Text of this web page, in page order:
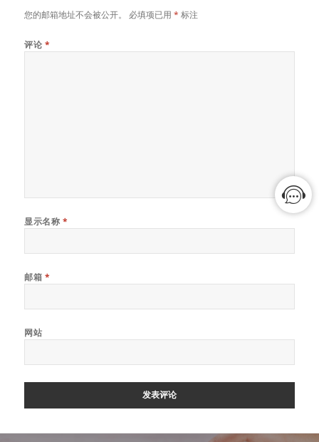
您的邮箱地址不会被公开。 必填项已用* 标注
评论 *
显示名称 *
邮箱 *
网站